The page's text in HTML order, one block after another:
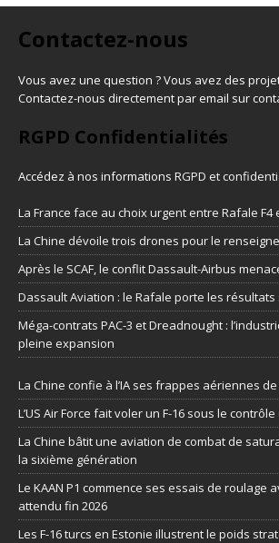
Contactez-nous
Vous avez une question ? Vous avez des
Contactez-nous directement par email sur
RGPD Confidentialités
Accédez à nos informations RGPD et
La France face au choix urgent entre Rafale F4
La Chine dévoile trois drones pour le
Après le SCAF, le conflit Dassault-Airbus
Dassault Aviation : le Rafale porte les
Méga-contrats PAC-3 et Dreadnought :
pleine expansion
La Chine confie à l’IA ses frappes aériennes
L’US Air Force fait voler un F-16 sous le contrôle
La Chine bâtit une aviation de combat de
la sixième génération
Le KAAN P1 commence ses essais de roulage
attendu fin 2026
Les F-16 turcs en Estonie illustrent le poids